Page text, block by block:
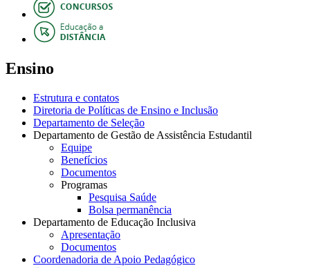
Ensino
Estrutura e contatos
Diretoria de Políticas de Ensino e Inclusão
Departamento de Seleção
Departamento de Gestão de Assistência Estudantil
Equipe
Benefícios
Documentos
Programas
Pesquisa Saúde
Bolsa permanência
Departamento de Educação Inclusiva
Apresentação
Documentos
Coordenadoria de Apoio Pedagógico